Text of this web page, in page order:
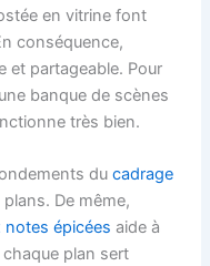
en vitrine font
conséquence,
et partageable. Pour
banque de scènes
très bien.
ducadrage
De même,
notes épicées aide à
chaque plan sert